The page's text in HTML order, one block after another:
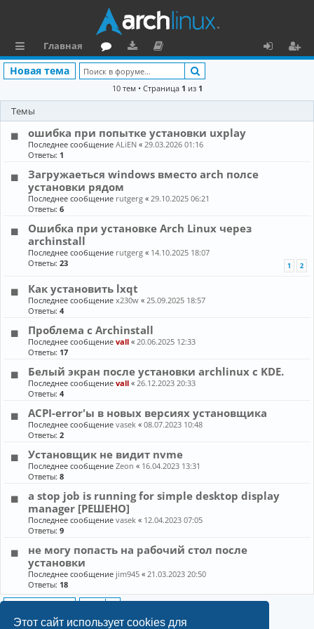
Этот сайт использует cookies для
с
л
к
Главная
о
аг
ру
и
о
ку
е
н
та
ц
я
Новая тема
10 тем • Страница 1 из 1
Темы
ошибка при попытке установки uxplay
Последнее сообщениеALiEN «29.03.2026 01:16
Ответы: 1
Загружаеться windows вместо arch полсе
установки рядом
Последнее сообщение rutgerg «29.10.2025 06:21
Ответы:6
Ошибка при установке Arch Linux через
archinstall
Последнее сообщение rutgerg « 14.10.2025 18:07
Ответы:23 1 2
Как установить lxqt
Последнее сообщениеx230w «25.09.2025 18:57
Ответы:4
Проблема с Archinstall
Последнее сообщениеvall «20.06.2025 12:33
Ответы: 17
Белый экран после установки archlinux с KDE.
Последнее сообщениеvall «26.12.2023 20:33
Ответы:4
ACPI-error'ы в новых версиях установщика
Последнее сообщениеvasek «08.07.2023 10:48
Ответы:2
Установщик не видит nvme
Последнее сообщениеZeon « 16.04.2023 13:31
Ответы:8
a stop job is running for simple desktop display
manager [РЕШЕНО]
Последнее сообщениеvasek « 12.04.2023 07:05
Ответы:9
не могу попасть на рабочий стол после
установки
Последнее сообщение jim945 «21.03.2023 20:50
Ответы: 18
Новая тема
10 тем • Страница1из